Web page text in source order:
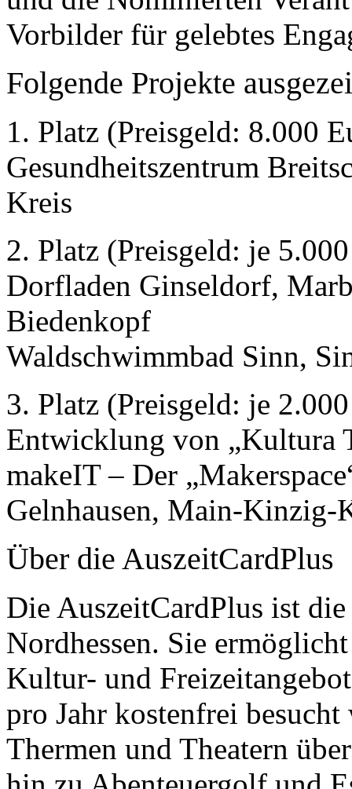
Vorbilder für gelebtes
Folgende Projekte
1. Platz (Preisgeld: 8.000
Gesundheitszentrum
Kreis
2. Platz (Preisgeld: je
Dorfladen Ginseldorf,
Biedenkopf
Waldschwimmbad Sinn,
3. Platz (Preisgeld: je
Entwicklung von „Kultura
makeIT – Der
Gelnhausen, Main-Kinzig-
Über die AuszeitCardPlus
Die AuszeitCardPlus ist
Nordhessen. Sie
Kultur- und
pro Jahr kostenfrei
Thermen und Theatern